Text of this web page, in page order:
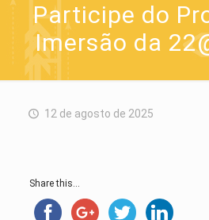
Participe do
Imersão da
12 de agosto de 2025
Share this...